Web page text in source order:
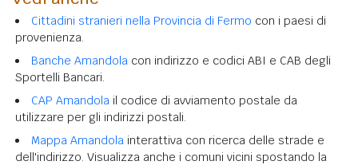
Cittadini stranieri nella Provincia di Fermo con i paesi di
provenienza.
Banche Amandola con indirizzo e codici ABI e CAB degli
Sportelli Bancari.
CAP Amandola il codice di avviamento postale da
utilizzare per gli indirizzi postali.
Mappa Amandola interattiva con ricerca delle strade e
dell'indirizzo. Visualizza anche i comuni vicini spostando la